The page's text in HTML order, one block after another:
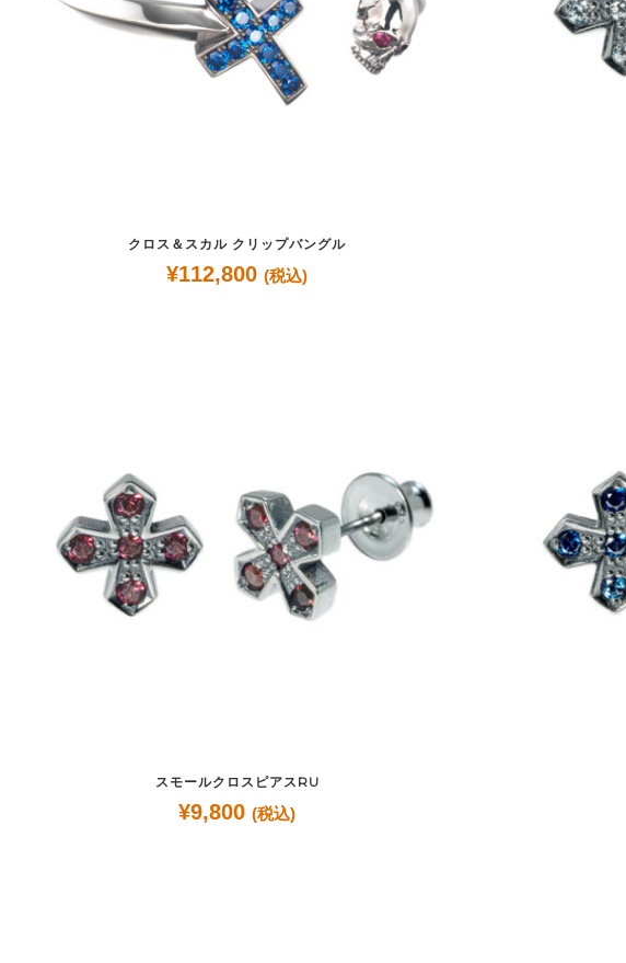
クロス＆スカル クリップバングル
¥112,800 (税込)
スモールクロスピアスRU
¥9,800 (税込)